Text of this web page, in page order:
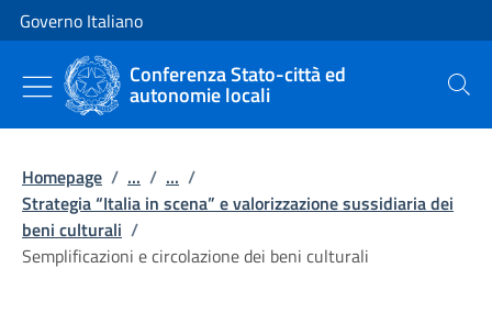
Vai al contenuto
Vai alla navigazione del sito
Governo Italiano
Conferenza Stato-città ed
autonomie locali Cerca
Homepage / ... / ... /
Strategia “Italia in scena” e valorizzazione sussidiaria dei
beni culturali /
Semplificazioni e circolazione dei beni culturali